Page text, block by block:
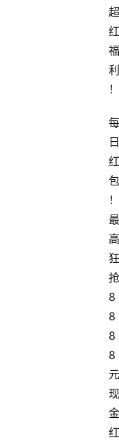
超
红
福
利
！
每
日
红
包
！
最
高
狂
抢
8
8
8
8
元
现
金
红